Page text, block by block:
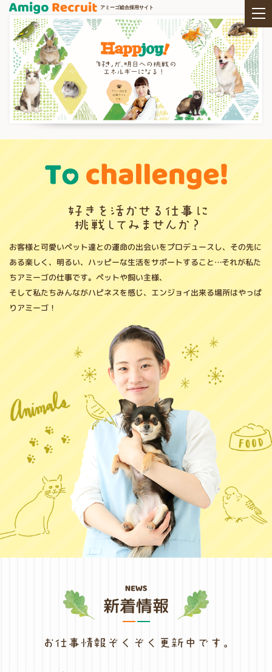
アミーゴ総合採用サイト
お客様と可愛いペット達との運命の出会いをプロデュースし、その先に
ある楽しく、明るい、ハッピーな生活をサポートすること…それが私た
ちアミーゴの仕事です。ペットや飼い主様、
そして私たちみんながハピネスを感じ、エンジョイ出来る場所はやっぱ
りアミーゴ！
新着情報